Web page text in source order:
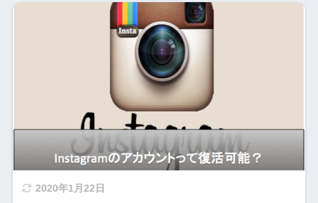
2020年1月22日